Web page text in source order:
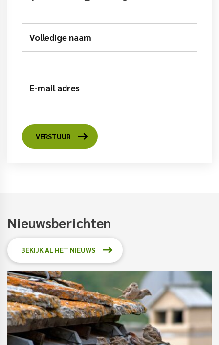
Volledige naam
E-mail adres
VERSTUUR
Nieuwsberichten
BEKIJK AL HET NIEUWS